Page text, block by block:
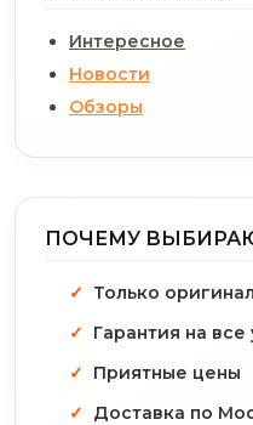
Интересное
Новости
Обзоры
ПОЧЕМУ
Только
Гарантия на все
Приятные цены
Доставка по